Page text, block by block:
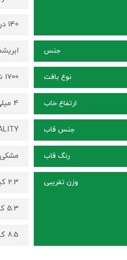
140 در 100 سانتی متر
جنس
نوع بافت 1700 شانه ، تراکم 3500
ارتفاع خاب 4 میلی متر
جنس قاب
رنگ قاب
وزن تقریبی 2.3 کیلوگرم (برای سایز 70 در 50)
5.3 کیلوگرم (برای سایز 100 در 70)
8.5 کیلوگرم (برای سایز 140 در 100)